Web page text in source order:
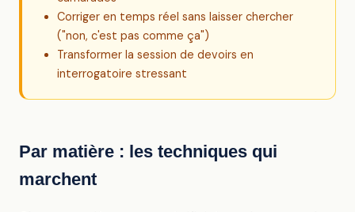
Corriger en temps réel sans laisser chercher
("non, c'est pas comme ça")
Transformer la session de devoirs en
interrogatoire stressant
Par matière : les techniques qui
marchent